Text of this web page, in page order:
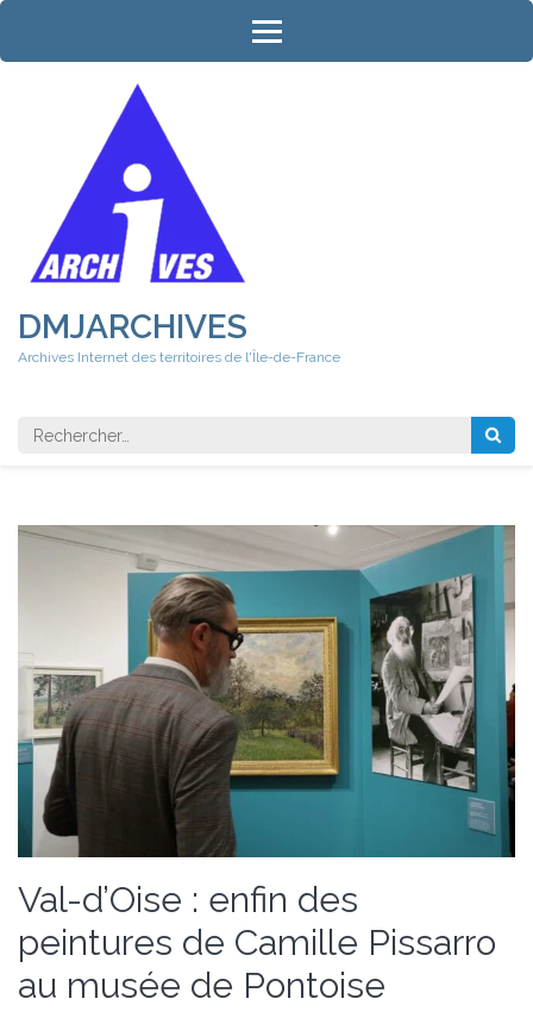
Aller
contenu
DMJARCHIVES
Archives Internet des territoires de l'Île-de-France
Rechercher
Val-d’Oise : enfin des
peintures de Camille Pissarro
au musée de Pontoise